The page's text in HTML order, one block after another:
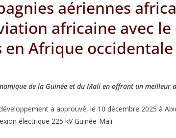
aériennes
africaine avec
Afrique
de la Guinée et du Mali en offrant un meilleur
a approuvé, le 10 décembre 2025 à
électrique 225 kV Guinée-Mali.